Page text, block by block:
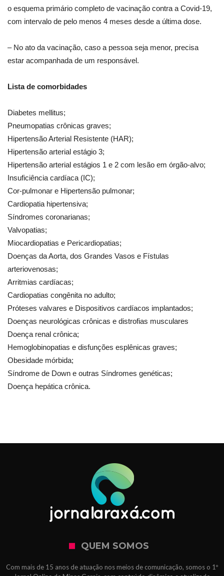
o esquema primário completo de vacinação contra a Covid-19,
com intervalo de pelo menos 4 meses desde a última dose.
– No ato da vacinação, caso a pessoa seja menor, precisa
estar acompanhada de um responsável.
Lista de comorbidades
Diabetes mellitus;
Pneumopatias crônicas graves;
Hipertensão Arterial Resistente (HAR);
Hipertensão arterial estágio 3;
Hipertensão arterial estágios 1 e 2 com lesão em órgão-alvo;
Insuficiência cardíaca (IC);
Cor-pulmonar e Hipertensão pulmonar;
Cardiopatia hipertensiva;
Síndromes coronarianas;
Valvopatias;
Miocardiopatias e Pericardiopatias;
Doenças da Aorta, dos Grandes Vasos e Fístulas
arteriovenosas;
Arritmias cardíacas;
Cardiopatias congênita no adulto;
Próteses valvares e Dispositivos cardíacos implantados;
Doenças neurológicas crônicas e distrofias musculares
Doença renal crônica;
Hemoglobinopatias e disfunções esplênicas graves;
Obesidade mórbida;
Síndrome de Down e outras Síndromes genéticas;
Doença hepática crônica.
QUEM SOMOS
Com mais de 15 anos de atuação nos meios de comunicação, somos o 1º